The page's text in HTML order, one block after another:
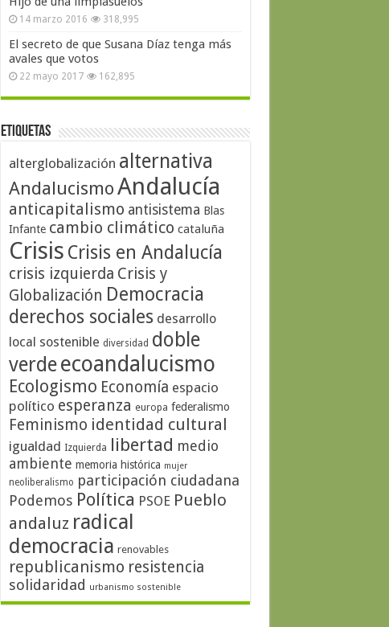
14 marzo 2016 318,995
El secreto de que Susana Díaz tenga más
avales que votos
22 mayo 2017 162,895
Etiquetas
alterglobalización alternativa
AndalucismoAndalucía
anticapitalismo antisistema Blas
Infante cambio climático cataluña
Crisis Crisis en Andalucía
crisis izquierda Crisis y
Globalización Democracia
derechos sociales desarrollo
local sostenible diversidad doble
verdeecoandalucismo
Ecologismo Economía espacio
político esperanza europa federalismo
Feminismo identidad cultural
igualdad Izquierda libertad medio
ambiente memoria histórica mujer
neoliberalismo participación ciudadana
Podemos Política PSOE Pueblo
andaluz radical
democracia renovables
republicanismo resistencia
solidaridad urbanismo sostenible